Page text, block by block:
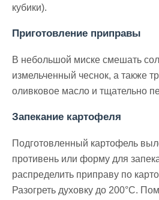
кубики).
Приготовление приправы
В небольшой миске смешать
измельченный чеснок, а также
оливковое масло и тщательно
Запекание картофеля
Подготовленный картофель
противень или форму для
распределить приправу по
Разогреть духовку до 200°C.